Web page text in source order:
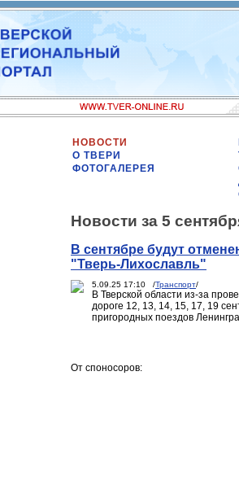
НОВОСТИ
О ТВЕРИ
ФОТОГАЛЕРЕЯ
Новости за 5
В сентябре будут
"Тверь-Лихославль"
5.09.25 17:10 /Транспорт/
В Тверской области из-за
дороге 12, 13, 14, 15, 17, 19
пригородных поездов
От споносоров: